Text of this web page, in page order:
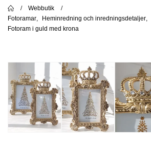
Webbutik
Fotoramar
Heminredning och inredningsdetaljer
Fotoram i guld med krona